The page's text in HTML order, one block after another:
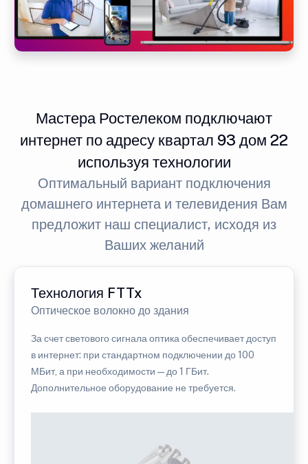
Мастера Ростелеком подключают
интернет по адресу квартал 93 дом 22
используя технологии
Оптимальный вариант подключения
домашнего интернета и телевидения Вам
предложит наш специалист, исходя из
Ваших желаний
Технология FTTx
Оптическое волокно до здания
За счет светового сигнала оптика обеспечивает доступ
в интернет: при стандартном подключении до 100
МБит, а при необходимости — до 1 ГБит.
Дополнительное оборудование не требуется.